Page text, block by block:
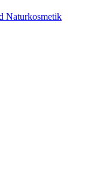
Naturkosmetik